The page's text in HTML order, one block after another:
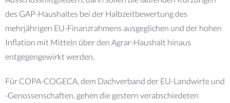
des GAP-Haushaltes bei der Halbzeitbewertung des
mehrjährigen EU-Finanzrahmens ausgeglichen und der hohen
Inflation mit Mitteln über den Agrar-Haushalt hinaus
entgegengewirkt werden.
Für COPA-COGECA, dem Dachverband der EU-Landwirte und
-Genossenschaften, gehen die gestern verabschiedeten